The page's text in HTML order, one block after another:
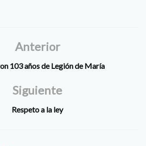
Anterior
103 años de Legión de María
Siguiente
Respeto a la ley